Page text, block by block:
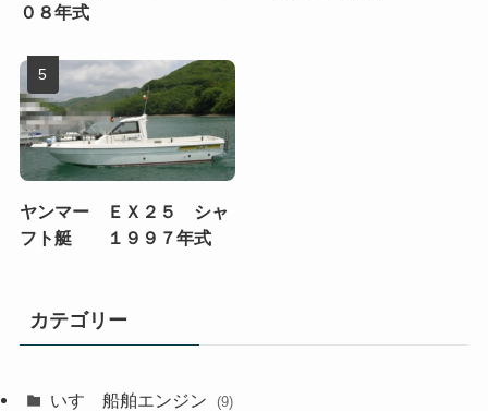
０８年式
ヤンマー ＥＸ２５ シャ
フト艇 １９９７年式
カテゴリー
いすゞ船舶エンジン (9)